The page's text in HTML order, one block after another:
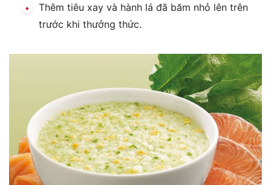
Thêm tiêu xay và hành lá đã băm nhỏ lên trên
trước khi thưởng thức.